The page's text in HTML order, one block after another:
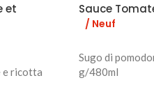
et
e ricotta
Sauce
/ Neuf
Sugo di
g/480ml